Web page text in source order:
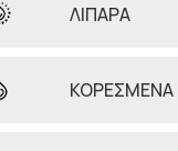
ΛΙΠΑΡΑ
ΚΟΡΕΣΜΕΝΑ